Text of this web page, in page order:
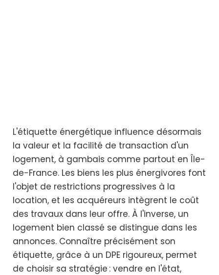
L'étiquette énergétique influence désormais
la valeur et la facilité de transaction d'un
logement, à gambais comme partout en Île-
de-France. Les biens les plus énergivores font
l'objet de restrictions progressives à la
location, et les acquéreurs intègrent le coût
des travaux dans leur offre. À l'inverse, un
logement bien classé se distingue dans les
annonces. Connaître précisément son
étiquette, grâce à un DPE rigoureux, permet
de choisir sa stratégie : vendre en l'état,